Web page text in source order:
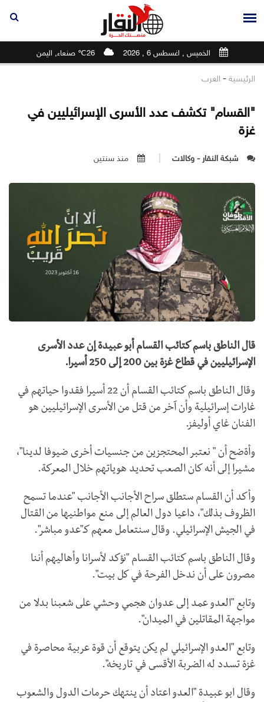
الخميس , اغسطس 6 , 2026 26℃ صنعاء, اليمن
الرئيسية - العرب
"القسام" تكشف عدد الأسرى الإسرائيليين في
غزة
شبكة النقار - وكالات منذ سنتين
قال الناطق باسم كتائب القسام أبو عبيدة إن عدد الأسرى
الإسرائيليين في قطاع غزة بين 200 إلى 250 أسيرا.
وقال الناطق باسم كتائب القسام أن 22 أسيرا فقدوا حياتهم في
غارات إسرائيلية وأن آخر من قتل من الأسرى الإسرائيليين هو
الفنان غاي أوليفز.
وأةضح أن " نعتبر المحتجزين من جنسيات أخرى ضيوفا لدينا"،
مشيرا إلى أنه كان الصعب تحديد هوياتهم خلال المعركة.
وأكد أن القسام ستطلق سراح الأجانب الأجانب "عندما تسمح
الظروف بذلك"، داعيا دول العالم إلى منع مواطنيها من القتال
في الجيش الإسرائيلي. وقال سنتعامل معهم كـ"عدو مباشر".
وقال الناطق باسم كتائب القسام "نؤكد لأسرانا وأهاليهم أننا
مصرون على أن ندخل الفرحة في كل بيت".
وتابع "العدو عمد إلى عدوان هجمي وحشي على شعبنا بدلا من
مواجهة المقاتلين في الميدان".
وتابع "العدو الإسرائيلي لم يكن يتوقع أن قوة عربية محاصرة في
غزة تسدد له الضربة الأقسى في تاريخه".
وقال ابو عبيدة "العدو اعتاد أن ينتهك حرمات الدول والشعوب